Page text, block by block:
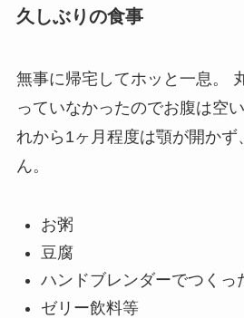
久しぶりの食事
無事に帰宅してホッと一息。
っていなかったのでお腹は空
れから1ヶ月程度は顎が開かず
ん。
お粥
豆腐
ハンドブレンダーでつくっ
ゼリー飲料等